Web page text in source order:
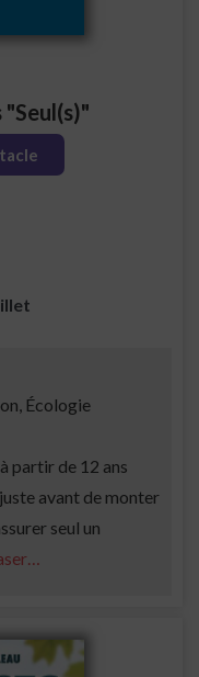
Écologie
partir de 12 ans
avant de monter
seul un